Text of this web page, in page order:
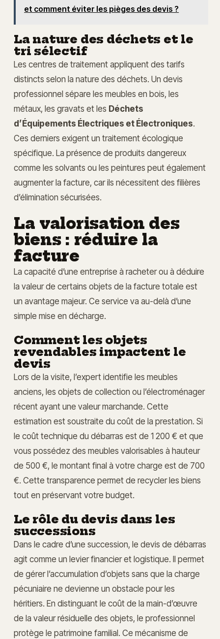
et comment éviter les pièges des devis ?
La nature des déchets et le
tri sélectif
Les centres de traitement appliquent des tarifs
distincts selon la nature des déchets. Un devis
professionnel sépare les meubles en bois, les
métaux, les gravats et les Déchets
d’Équipements Électriques et Électroniques.
Ces derniers exigent un traitement écologique
spécifique. La présence de produits dangereux
comme les solvants ou les peintures peut également
augmenter la facture, car ils nécessitent des filières
d’élimination sécurisées.
La valorisation des
biens : réduire la
facture
La capacité d’une entreprise à racheter ou à déduire
la valeur de certains objets de la facture totale est
un avantage majeur. Ce service va au-delà d’une
simple mise en décharge.
Comment les objets
revendables impactent le
devis
Lors de la visite, l’expert identifie les meubles
anciens, les objets de collection ou l’électroménager
récent ayant une valeur marchande. Cette
estimation est soustraite du coût de la prestation. Si
le coût technique du débarras est de 1 200 € et que
vous possédez des meubles valorisables à hauteur
de 500 €, le montant final à votre charge est de 700
€. Cette transparence permet de recycler les biens
tout en préservant votre budget.
Le rôle du devis dans les
successions
Dans le cadre d’une succession, le devis de débarras
agit comme un levier financier et logistique. Il permet
de gérer l’accumulation d’objets sans que la charge
pécuniaire ne devienne un obstacle pour les
héritiers. En distinguant le coût de la main-d’œuvre
de la valeur résiduelle des objets, le professionnel
protège le patrimoine familial. Ce mécanisme de